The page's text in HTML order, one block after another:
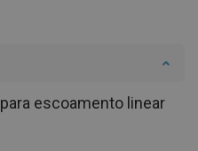
escoamento linear